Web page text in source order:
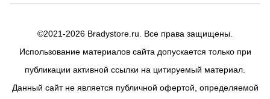
©2021-2026 Bradystore.ru. Все права защищены.
Использование материалов сайта допускается только при
публикации активной ссылки на цитируемый материал.
Данный сайт не является публичной офертой, определяемой